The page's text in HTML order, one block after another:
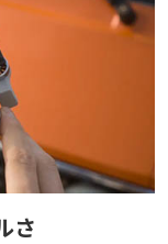
さ